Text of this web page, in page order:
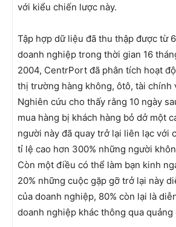
với kiểu chiến lược này.
Tập hợp dữ liệu đã thu thập được từ
doanh nghiệp trong thời gian 16
2004, CentrPort đã phân tích hoạt
thị trường hàng không, ôtô, tài chính
Nghiên cứu cho thấy rằng 10 ngày
mua hàng bị khách hàng bỏ dở một
người này đã quay trở lại liên lạc với
tỉ lệ cao hơn 300% những người
Còn một điều có thể làm bạn kinh
20% những cuộc gặp gỡ trở lại này
của doanh nghiệp, 80% còn lại là
doanh nghiệp khác thông qua quảng